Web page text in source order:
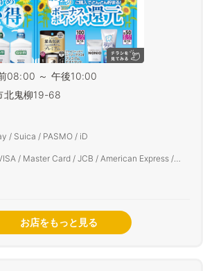
08:00 ～ 午後10:00
北鬼柳19-68
/ Suica / PASMO / iD
/ Master Card / JCB / American Express /
お店をもっと見る